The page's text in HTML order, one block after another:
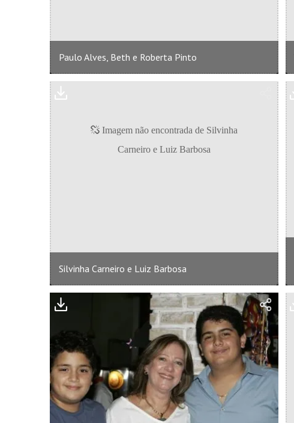
Paulo Alves, Beth e Roberta Pinto
Silvinha Carneiro e Luiz Barbosa